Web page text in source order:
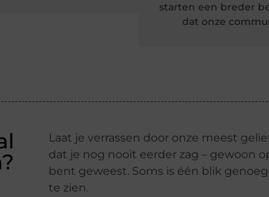
starten een breder
dat onze
Laat je verrassen door onze meest
dat je nog nooit eerder zag – gewoon
bent geweest. Soms is één blik
te zien.